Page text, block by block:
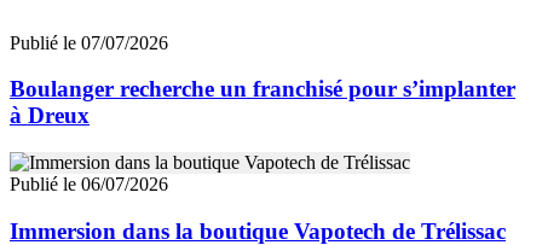
Publié le 07/07/2026
Boulanger recherche un franchisé pour s’implanter
à Dreux
Publié le 06/07/2026
Immersion dans la boutique Vapotech de Trélissac